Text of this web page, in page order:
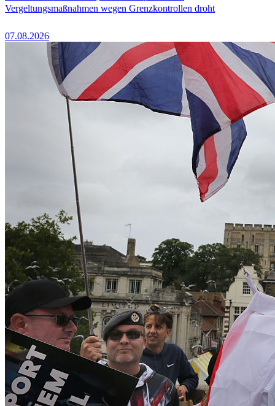
Vergeltungsmaßnahmen wegen Grenzkontrollen droht
07.08.2026